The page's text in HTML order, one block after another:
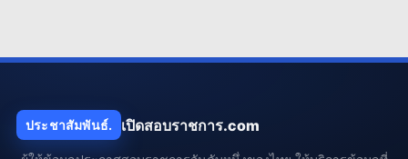
ประชาสัมพันธ์. เปิดสอบราชการ.com